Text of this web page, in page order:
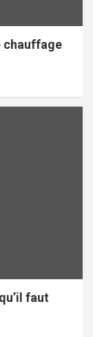
chauffage
faut